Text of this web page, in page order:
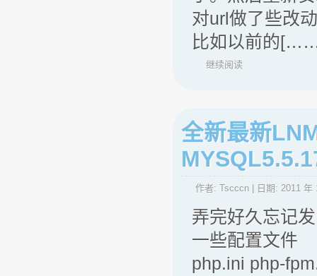
对url做了些改动
比如以前的
继续阅读
全新最新
作者: Tscccn | 日期: 2011 年
弄完好久忘记
一些配置文件
php.ini php-